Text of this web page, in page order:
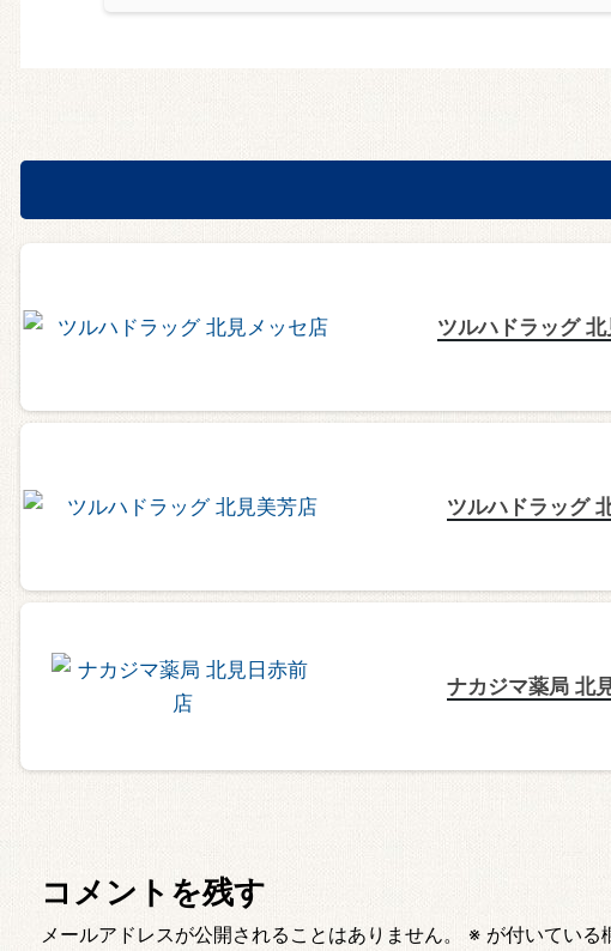
ツルハドラッグ
ツルハドラッグ
ナカジマ薬局 北
コメントを残す
メールアドレスが公開されることはありません。 ※ が付いている